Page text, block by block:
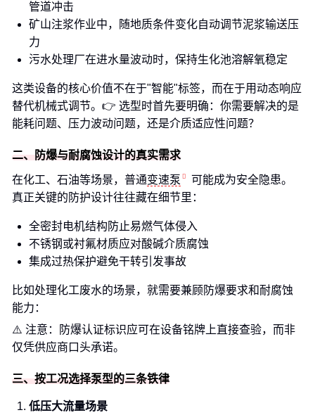
管道冲击
矿山注浆作业中，随地质条件变化自动调节泥浆输送压
力
污水处理厂在进水量波动时，保持生化池溶解氧稳定
这类设备的核心价值不在于"智能"标签，而在于用动态响应
替代机械式调节。👉 选型时首先要明确：你需要解决的是
能耗问题、压力波动问题，还是介质适应性问题？
二、防爆与耐腐蚀设计的真实需求
在化工、石油等场景，普通变速泵
可能成为安全隐患。
真正关键的防护设计往往藏在细节里：
全密封电机结构防止易燃气体侵入
不锈钢或衬氟材质应对酸碱介质腐蚀
集成过热保护避免干转引发事故
比如处理化工废水的场景，就需要兼顾防爆要求和耐腐蚀
能力：
⚠️ 注意：防爆认证标识应可在设备铭牌上直接查验，而非
仅凭供应商口头承诺。
三、按工况选择泵型的三条铁律
低压大流量场景